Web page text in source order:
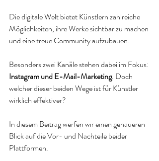
Die digitale Welt bietet Künstlern zahlreiche
Möglichkeiten, ihre Werke sichtbar zu machen
und eine treue Community aufzubauen.
Besonders zwei Kanäle stehen dabei im Fokus:
Instagram und E-Mail-Marketing. Doch
welcher dieser beiden Wege ist für Künstler
wirklich effektiver?
In diesem Beitrag werfen wir einen genaueren
Blick auf die Vor- und Nachteile beider
Plattformen.